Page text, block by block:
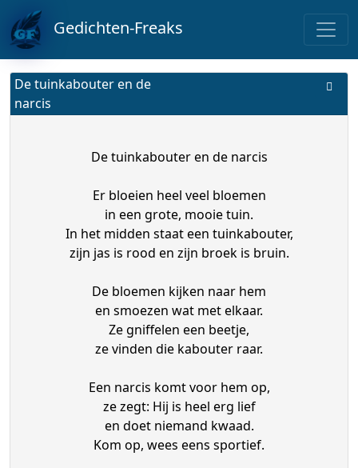
Gedichten-Freaks
De tuinkabouter en de
narcis
De tuinkabouter en de narcis
Er bloeien heel veel bloemen
in een grote, mooie tuin.
In het midden staat een tuinkabouter,
zijn jas is rood en zijn broek is bruin.
De bloemen kijken naar hem
en smoezen wat met elkaar.
Ze gniffelen een beetje,
ze vinden die kabouter raar.
Een narcis komt voor hem op,
ze zegt: Hij is heel erg lief
en doet niemand kwaad.
Kom op, wees eens sportief.